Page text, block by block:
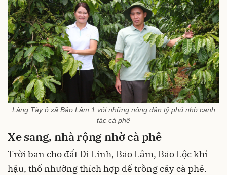
Làng Tày ở xã Bảo Lâm 1 với những nông dân tỷ phú nhờ canh
tác cà phê
Xe sang, nhà rộng nhờ cà phê
Trời ban cho đất Di Linh, Bảo Lâm, Bảo Lộc khí
hậu, thổ nhưỡng thích hợp để trồng cây cà phê.